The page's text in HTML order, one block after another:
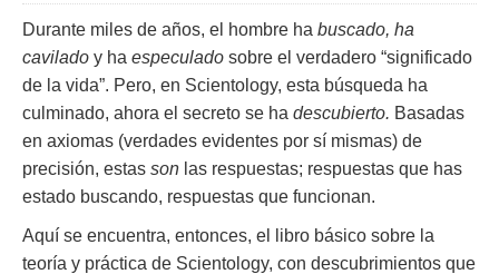
Durante miles de años, el hombre ha buscado, ha
cavilado y ha especulado sobre el verdadero “significado
de la vida”. Pero, en Scientology, esta búsqueda ha
culminado, ahora el secreto se ha descubierto. Basadas
en axiomas (verdades evidentes por sí mismas) de
precisión, estas son las respuestas; respuestas que has
estado buscando, respuestas que funcionan.
Aquí se encuentra, entonces, el libro básico sobre la
teoría y práctica de Scientology, con descubrimientos que